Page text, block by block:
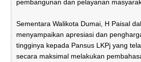
pembangunan dan pelayanan
Sementara Walikota Dumai, H Paisal
menyampaikan apresiasi dan
tingginya kepada Pansus LKPj yang
secara maksimal melakukan